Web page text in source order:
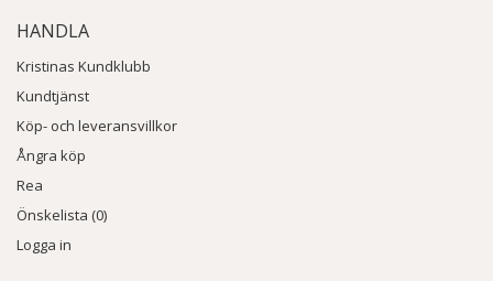
HANDLA
Kristinas Kundklubb
Kundtjänst
Köp- och leveransvillkor
Ångra köp
Rea
Önskelista (0)
Logga in